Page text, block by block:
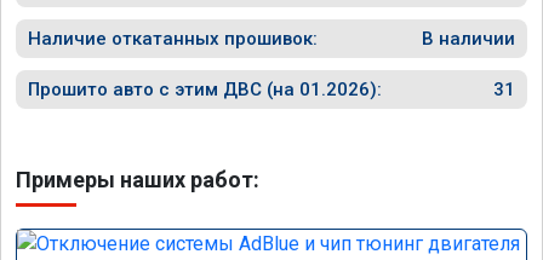
Наличие откатанных прошивок: В наличии
Прошито авто с этим ДВС (на 01.2026): 31
Примеры наших работ: